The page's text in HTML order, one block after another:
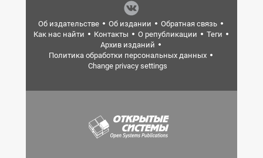
Об издательстве Об издании
Обратная связь
Как нас найти
Контакты О републикации
Теги
Архив изданий
Политика обработки персональных данных
Change privacy settings